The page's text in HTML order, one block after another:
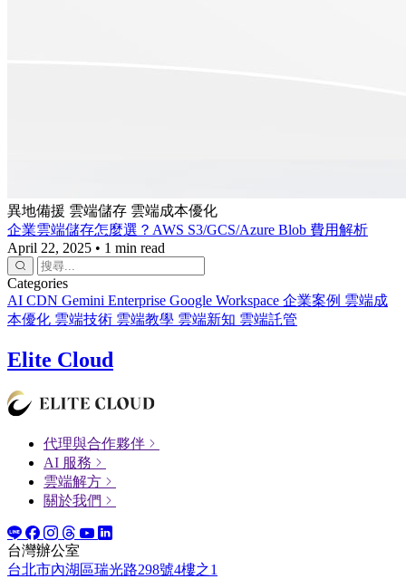
異地備援 雲端儲存 雲端成本優化
企業雲端儲存怎麼選？AWS S3/GCS/Azure Blob 費用解析
April 22, 2025 • 1 min read
Categories
AI CDN Gemini Enterprise Google Workspace 企業案例 雲端成
本優化 雲端技術 雲端教學 雲端新知 雲端託管
Elite Cloud
代理與合作夥伴
AI 服務
雲端解方
關於我們
台灣辦公室
台北市內湖區瑞光路298號4樓之1